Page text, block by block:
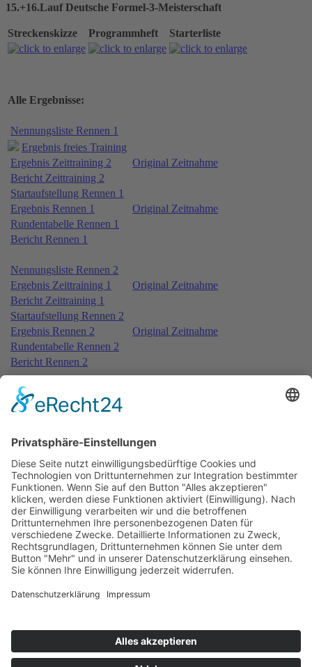
15.+16.Lauf Deutsche Formel-3-Meisterschaft
Streckenskizze Programmheft Starterliste
Alle Ergebnisse:
Nennungsliste Rennen 1
Ergebnis freies Training
Ergebnis Zeittraining 2
Original Zeitnahme
Bericht Zeittraining 2
Startaufstellung Rennen 1
Ergebnis Rennen 1
Original Zeitnahme
Rundentabelle Rennen 1
Bericht Rennen 1
Nennungsliste Rennen 2
Ergebnis Zeittraining 1
Original Zeitnahme
Bericht Zeittraining 1
Startaufstellung Rennen 2
Ergebnis Rennen 2
Original Zeitnahme
Rundentabelle Rennen 2
Bericht Rennen 2
Weitere Beiträge …
08.07.2001 - Norisring
1
2
3
4
5
Impressum
Jahrbuch